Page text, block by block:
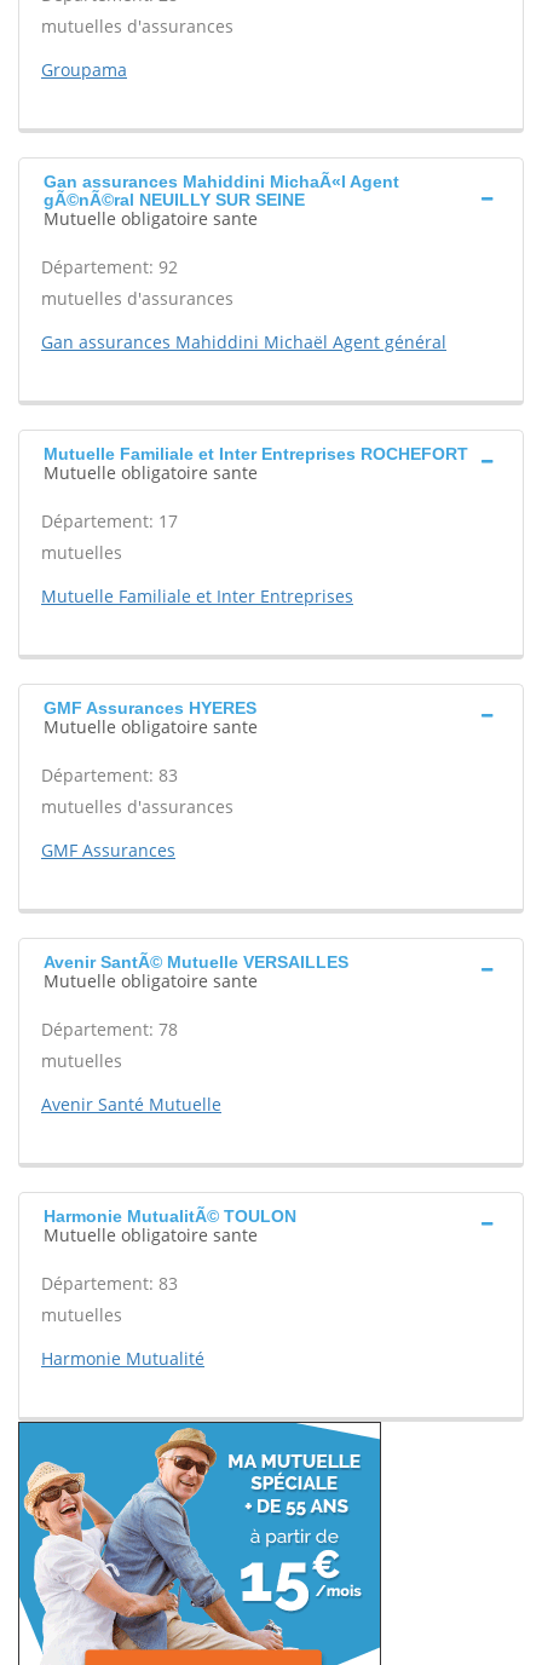
mutuelles d'assurances
Groupama
Gan assurances Mahiddini MichaÃ«l Agent
gÃ©nÃ©ral NEUILLY SUR SEINE
Mutuelle obligatoire sante
Département: 92
mutuelles d'assurances
Gan assurances Mahiddini Michaël Agent général
Mutuelle Familiale et Inter Entreprises ROCHEFORT
Mutuelle obligatoire sante
Département: 17
mutuelles
Mutuelle Familiale et Inter Entreprises
GMF Assurances HYERES
Mutuelle obligatoire sante
Département: 83
mutuelles d'assurances
GMF Assurances
Avenir SantÃ© Mutuelle VERSAILLES
Mutuelle obligatoire sante
Département: 78
mutuelles
Avenir Santé Mutuelle
Harmonie MutualitÃ© TOULON
Mutuelle obligatoire sante
Département: 83
mutuelles
Harmonie Mutualité